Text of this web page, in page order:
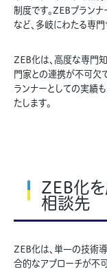
制度です。ZEBプラン
など、多岐にわたる専
ZEB化は、高度な専門
門家との連携が不可欠
ランナーとしての実績
たします。
ZEB化
相談先
ZEB化は、単一の技術
合的なアプローチが不